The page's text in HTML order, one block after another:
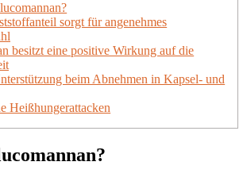
sorgt für angenehmes
besitzt eine positive Wirkung auf die
beim Abnehmen in Kapsel- und
Heißhungerattacken